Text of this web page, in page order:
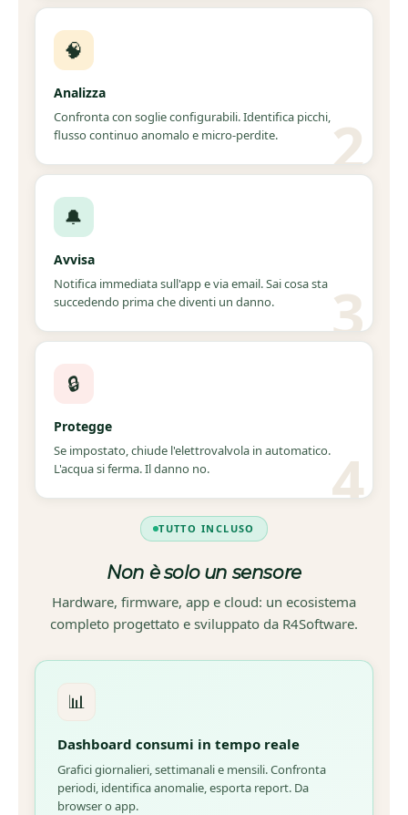
🧠
Analizza
Confronta con soglie configurabili. Identifica picchi,
flusso continuo anomalo e micro-perdite.
🔔
Avvisa
Notifica immediata sull'app e via email. Sai cosa sta
succedendo prima che diventi un danno.
🔒
Protegge
Se impostato, chiude l'elettrovalvola in automatico.
L'acqua si ferma. Il danno no.
TUTTO INCLUSO
Non è solo un sensore
Hardware, firmware, app e cloud: un ecosistema
completo progettato e sviluppato da R4Software.
📊
Dashboard consumi in tempo reale
Grafici giornalieri, settimanali e mensili. Confronta
periodi, identifica anomalie, esporta report. Da
browser o app.